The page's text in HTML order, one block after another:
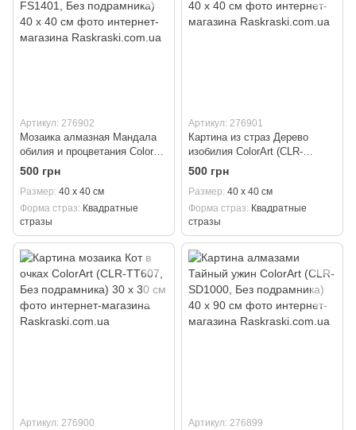
Артикул: 276902
Мозаика алмазная Мандала
обилия и процветания ColorArt
(CLR-FS1401, Без
подрамника) 40 х 40 см
500 грн
Размер 40 х 40 см
Форма страз
Квадратные
стразы
Артикул: 276901
Картина из страз Дерево
изобилия ColorArt (CLR-
FS1400, Без подрамника) 40 х
500 грн
Размер 40 х 40 см
Форма страз
Квадратные
стразы
Артикул: 276900 Артикул: 276899